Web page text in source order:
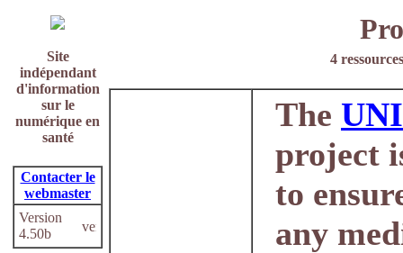
Site
indépendant
d'information
sur le
numérique en
santé
Contacter le
webmaster
Version
4.50b
4
The
project
to
any